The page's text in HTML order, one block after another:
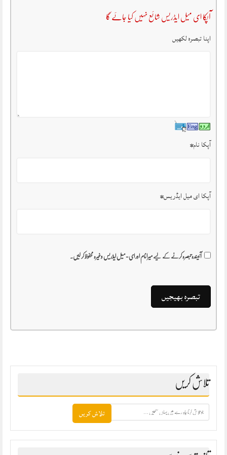
آپکا ای میل ایڈریس شائع نہیں کیا جائے گا
اپنا تبصرہ لکھیں
آپکا نام*
آپکا ای میل ایڈریس*
آئیندہ تبصرہ کرنے کے لیے میرا نام اور ای-میل ایڈریس وغیرہ محفوظ کر لیں۔
تلاش کریں
ہیں